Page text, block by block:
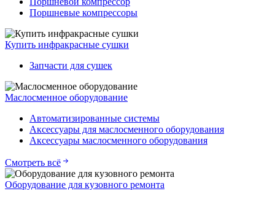
Поршневые компрессоры
Купить инфракрасные сушки
Запчасти для сушек
Маслосменное оборудование
Автоматизированные системы
Аксессуары для маслосменного оборудования
Аксессуары маслосменного оборудования
Смотреть всё
Оборудование для кузовного ремонта